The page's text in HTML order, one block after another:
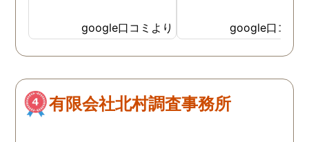
ってくれるところや、で
いつも親身に相談に乗っ
よく考えてくださってい
のが伝わる対応に探偵の
google口コミより google口コミ
有限会社北村調査事務所